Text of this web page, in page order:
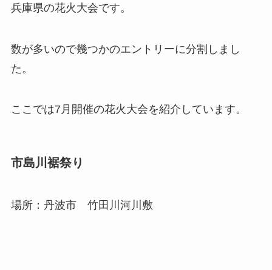
兵庫県の花火大会です。
数が多いので幾つかのエントリーに分割しまし
た。
ここでは7月開催の花火大会を紹介しています。
市島川裾祭り
場所：丹波市 竹田川河川敷